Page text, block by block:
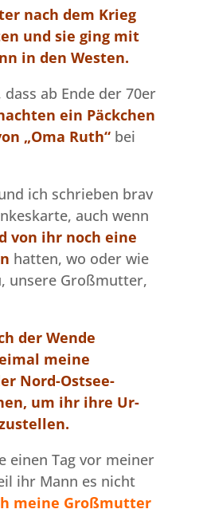
nach dem Krieg
und sie ging mit
in den Westen.
ab Ende der 70er
ein Päckchen
„Oma Ruth“ bei
ich schrieben brav
auch wenn
von ihr noch eine
hatten, wo oder wie
unsere Großmutter,
der Wende
meine
Nord-Ostsee-
um ihr ihre Ur-
einen Tag vor meiner
ihr Mann es nicht
meine Großmutter